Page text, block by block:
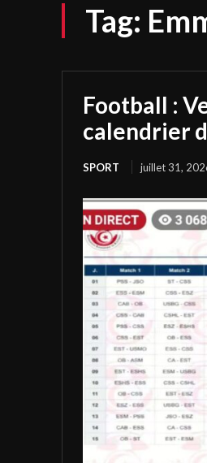
Tag:
Football :
calendrier
SPORT juillet 31,